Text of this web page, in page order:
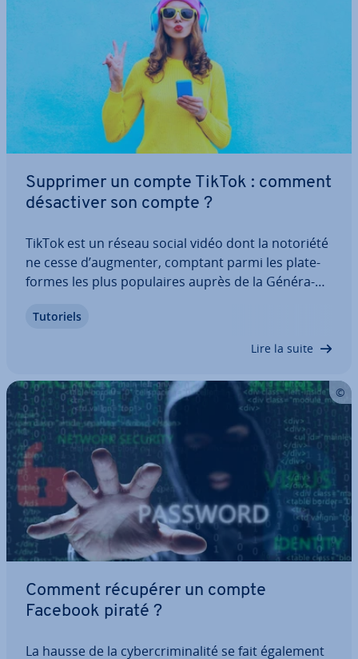
Supprimer un compte TikTok : comment
dé­sac­ti­ver son compte ?
TikTok est un réseau social vidéo dont la notoriété
ne cesse d’augmenter, comptant parmi les pla­te­
formes les plus po­pu­laires auprès de la Gé­né­ra­
de nombreux in­ter­nautes sou­hai­tent quitter la
Tutoriels
Lire la suite
Comment récupérer un compte
Facebook piraté ?
La hausse de la cy­ber­cri­mi­na­lité se fait également